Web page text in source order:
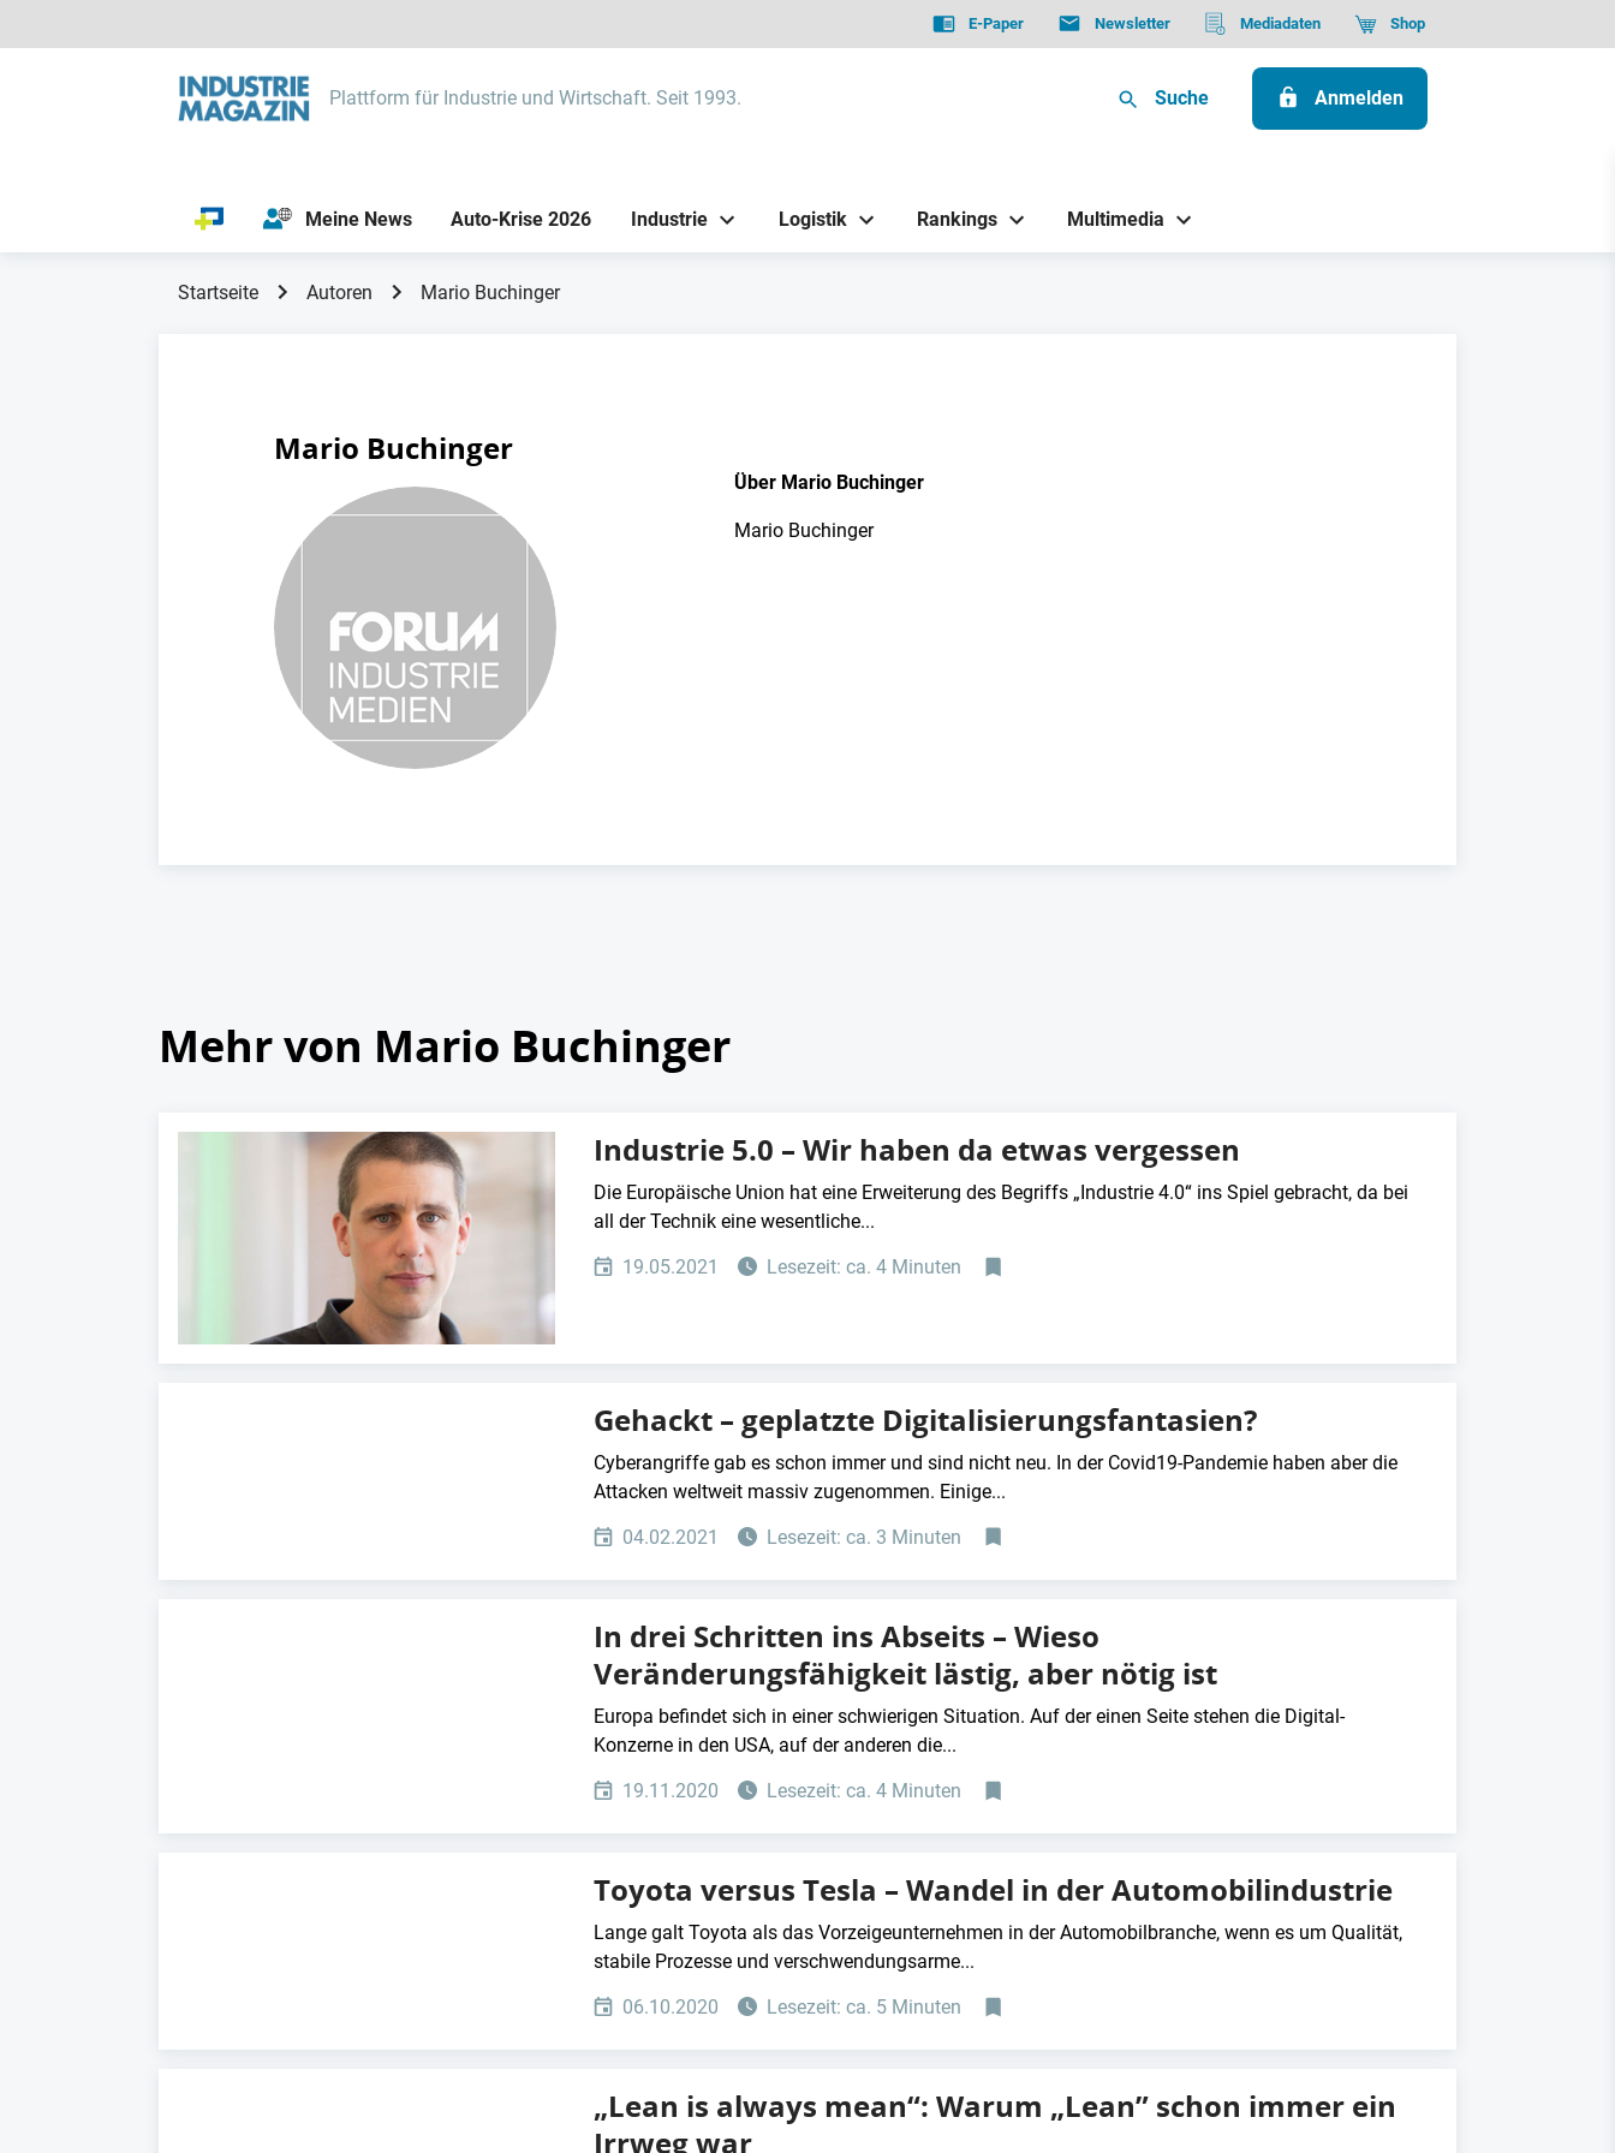
E-Paper Newsletter Mediadaten Shop
Plattform für Industrie und Wirtschaft. Seit 1993. Suche Anmelden
Meine News Auto-Krise 2026 Industrie Logistik Rankings Multimedia
Startseite Autoren Mario Buchinger
Mario Buchinger
Über Mario Buchinger
Mario Buchinger
Mehr von Mario Buchinger
Industrie 5.0 – Wir haben da etwas vergessen
Die Europäische Union hat eine Erweiterung des Begriffs „Industrie 4.0“ ins Spiel gebracht, da bei
all der Technik eine wesentliche...
19.05.2021
Lesezeit: ca. 4 Minuten
Gehackt – geplatzte Digitalisierungsfantasien?
Cyberangriffe gab es schon immer und sind nicht neu. In der Covid19-Pandemie haben aber die
Attacken weltweit massiv zugenommen. Einige...
04.02.2021
Lesezeit: ca. 3 Minuten
In drei Schritten ins Abseits – Wieso
Veränderungsfähigkeit lästig, aber nötig ist
Europa befindet sich in einer schwierigen Situation. Auf der einen Seite stehen die Digital-
Konzerne in den USA, auf der anderen die...
19.11.2020
Lesezeit: ca. 4 Minuten
Toyota versus Tesla – Wandel in der Automobilindustrie
Lange galt Toyota als das Vorzeigeunternehmen in der Automobilbranche, wenn es um Qualität,
stabile Prozesse und verschwendungsarme...
06.10.2020
Lesezeit: ca. 5 Minuten
„Lean is always mean“: Warum „Lean” schon immer ein
Irrweg war